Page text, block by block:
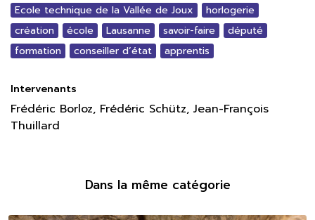
Ecole technique de la Vallée de Joux
horlogerie
création
école Lausanne savoir-faire
député
formation
conseiller d’état apprentis
Intervenants
Frédéric Borloz, Frédéric Schütz, Jean-François
Thuillard
Dans la même catégorie